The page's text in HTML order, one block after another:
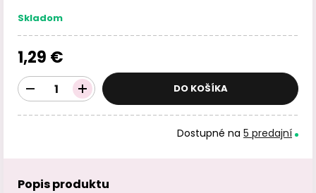
Skladom
1,29 €
DO KOŠÍKA
Dostupné na 5 predajní
Popis produktu